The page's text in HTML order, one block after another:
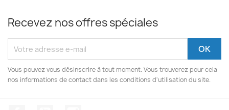
Recevez nos offres spéciales
Vous pouvez vous désinscrire à tout moment. Vous trouverez pour cela
nos informations de contact dans les conditions d'utilisation du site.